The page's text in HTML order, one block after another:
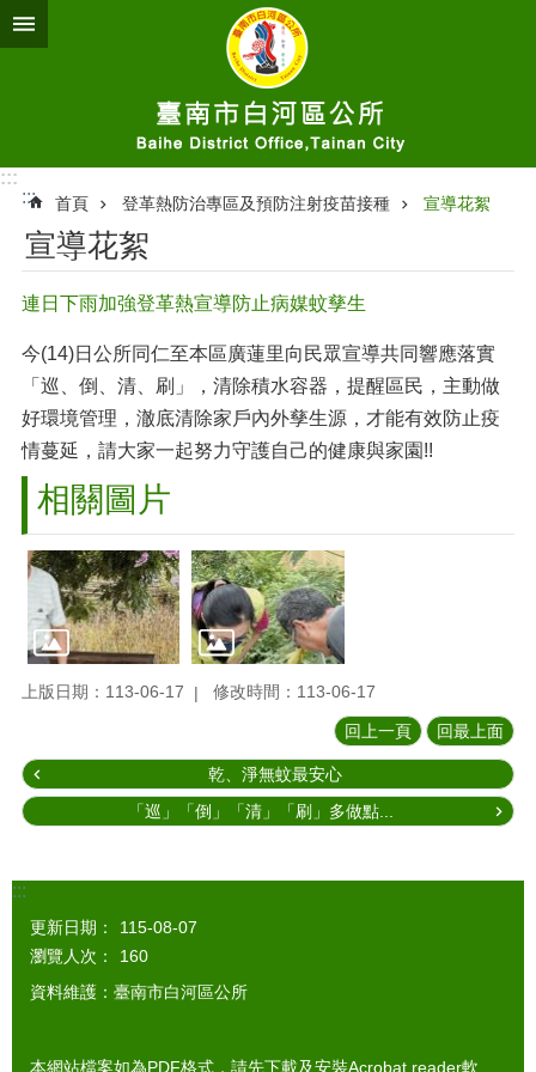
跳到主要內容區塊
:::
:::
首頁 登革熱防治專區及預防注射疫苗接種 宣導花絮
宣導花絮
連日下雨加強登革熱宣導防止病媒蚊孳生
今(14)日公所同仁至本區廣蓮里向民眾宣導共同響應落實
「巡、倒、清、刷」，清除積水容器，提醒區民，主動做
好環境管理，澈底清除家戶內外孳生源，才能有效防止疫
情蔓延，請大家一起努力守護自己的健康與家園!!
相關圖片
上版日期：113-06-17 修改時間：113-06-17
回上一頁 回最上面
乾、淨無蚊最安心
「巡」「倒」「清」「刷」多做點...
:::
更新日期：
115-08-07
瀏覽人次：
160
資料維護：臺南市白河區公所
本網站檔案如為PDF格式，請先下載及安裝Acrobat reader軟